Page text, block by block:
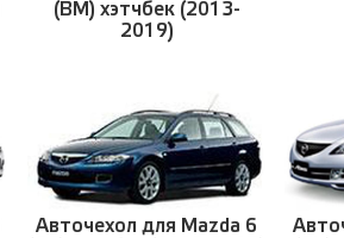
(BM) хэтчбек (2013-
2019)
Авточехол для Mazda 6